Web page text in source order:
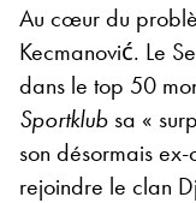
Au cœur du
Kecmanović. Le
dans le top 50
Sportklub sa «
son désormais
rejoindre le clan